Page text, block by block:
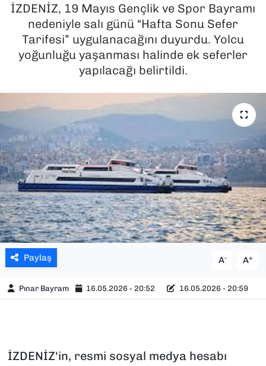
İZDENİZ, 19 Mayıs Gençlik ve Spor Bayramı
nedeniyle salı günü “Hafta Sonu Sefer
Tarifesi” uygulanacağını duyurdu. Yolcu
yoğunluğu yaşanması halinde ek seferler
yapılacağı belirtildi.
Paylaş A- A+
Pınar Bayram 16.05.2026 - 20:52 16.05.2026 - 20:59
İZDENİZ'in, resmi sosyal medya hesabı
MAGAZİN
POLİTİKA
SPOR
TEKNOLOJİ
YAŞAM
YEREL YÖNETİMLER
Haber Arşivi